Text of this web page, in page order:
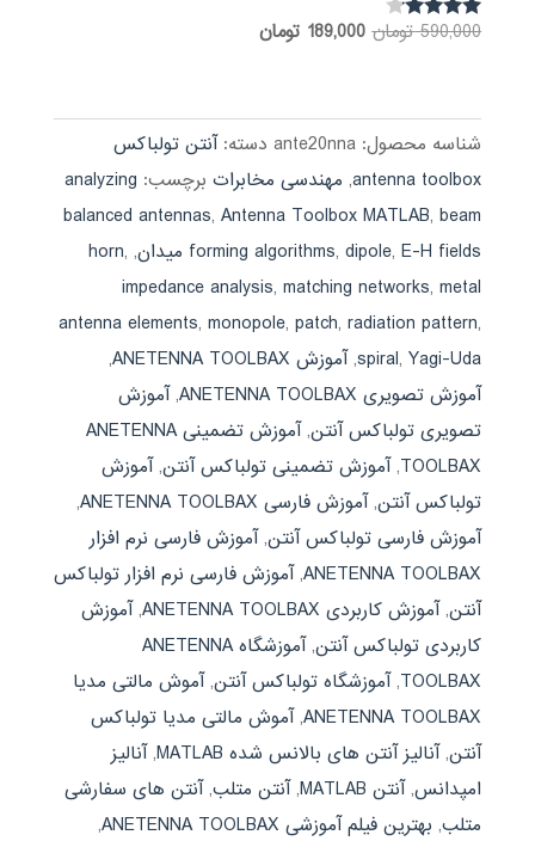
نمره
590,000 تومان قیمت
بود.
189,000 تومانقیمت
شناسه محصول: ante20nna دسته:آنتن تولباکس
antenna toolbox
, مهندسی مخابرات برچسب: analyzing
balanced antennas,Antenna Toolbox MATLAB,beam
forming algorithms,dipole,E-H fields میدان ,
horn,
impedance analysis,matching networks,metal
antenna elements,monopole,patch,radiation pattern,
spiral,Yagi-Uda
,آموزش ANETENNA TOOLBAX
,
آموزش تصویری ANETENNA TOOLBAX
,آموزش
تصویری تولباکس آنتن,
آموزش تضمینی ANETENNA
TOOLBAX
,آموزش تضمینی تولباکس آنتن,آموزش
تولباکس آنتن,آموزش فارسی ANETENNA TOOLBAX
,
آموزش فارسی تولباکس آنتن,آموزش فارسی نرم افزار
ANETENNA TOOLBAX
,آموزش فارسی نرم افزار تولباکس
آنتن,آموزش کاربردی ANETENNA TOOLBAX ,آموزش
کاربردی تولباکس آنتن,
آموزشگاه ANETENNA
TOOLBAX
,آموزشگاه تولباکس آنتن,آموش مالتی مدیا
ANETENNA TOOLBAX
,آموش مالتی مدیا تولباکس
آنتن,آنالیز آنتن های بالانس شده MATLAB ,آنالیز
امپدانس,آنتن MATLAB ,آنتن متلب,آنتن های سفارشی
متلب, بهترین فیلم آموزشی ANETENNA TOOLBAX
,